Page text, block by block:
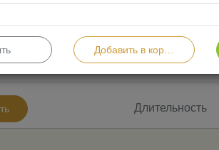
Длительность
Добавить в корзину